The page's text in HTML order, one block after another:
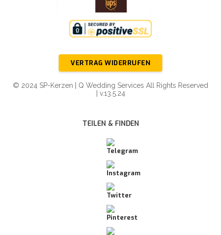
VERTRAG WIDERRUFEN
© 2024 SP-Kerzen | Q Wedding Services All Rights Reserved
| v.13.5.24
TEILEN & FINDEN